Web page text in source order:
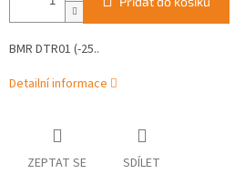
BMR DTR01 (-25..
Detailní informace
ZEPTAT SE SDÍLET